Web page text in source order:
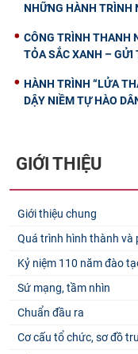
NHỮNG HÀNH TRÌNH
CÔNG TRÌNH THANH
TỎA SẮC XANH – GỬI
HÀNH TRÌNH “LỬA
DẬY NIỀM TỰ HÀO
GIỚI THIỆU
Giới thiệu chung
Quá trình hình thành và
Kỷ niệm 110 năm đào
Sứ mạng, tầm nhìn
Chuẩn đầu ra
Cơ cấu tổ chức, sơ đồ